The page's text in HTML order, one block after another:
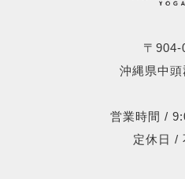
〒904-
沖縄県中
営業時間 /
定休日 /